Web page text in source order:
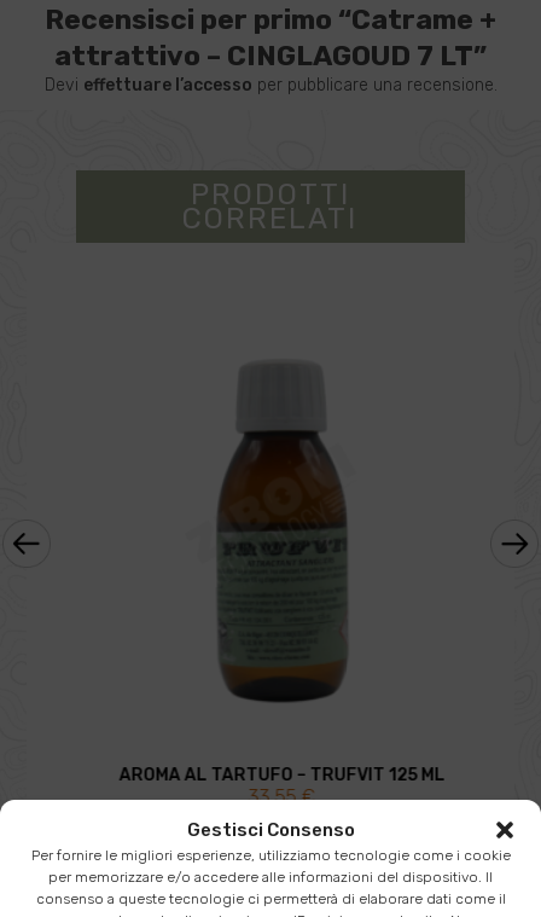
Gestisci Consenso
Per fornire le migliori esperienze, utilizziamo tecnologie come i cookie
per memorizzare e/o accedere alle informazioni del dispositivo. Il
consenso a queste tecnologie ci permetterà di elaborare dati come il
Recensisci per primo “Catrame +
attrattivo – CINGLAGOUD 7 LT”
Devi effettuare l’accesso per pubblicare una recensione.
PRODOTTI
CORRELATI
AROMA AL TARTUFO – TRUFVIT 125 ML
33,55€
SCHEDA PRODOTTO
‹ ›